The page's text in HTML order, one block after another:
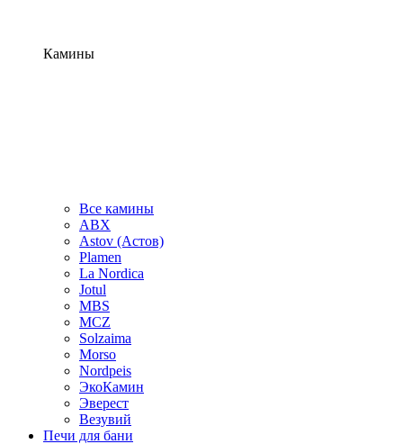
Камины
Все камины
ABX
Astov (Астов)
Plamen
La Nordica
Jotul
MBS
MCZ
Solzaima
Morso
Nordpeis
ЭкоКамин
Эверест
Везувий
Печи для бани